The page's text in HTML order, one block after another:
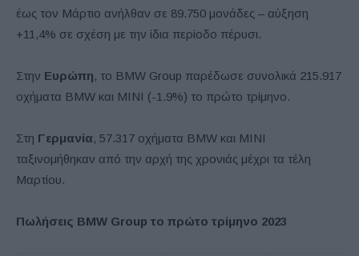
έως τον Μάρτιο ανήλθαν σε 89.750 μονάδες – αύξηση
+11,4% σε σχέση με την ίδια περίοδο πέρυσι.
Στην Ευρώπη, το BMW Group παρέδωσε συνολικά 215.917
οχήματα BMW και MINI (-1.9%) το πρώτο τρίμηνο.
Στη Γερμανία, 57.317 οχήματα BMW και MINI
ταξινομήθηκαν από την αρχή της χρονιάς μέχρι τα τέλη
Μαρτίου.
Πωλήσεις BMW Group το πρώτο τρίμηνο 2023